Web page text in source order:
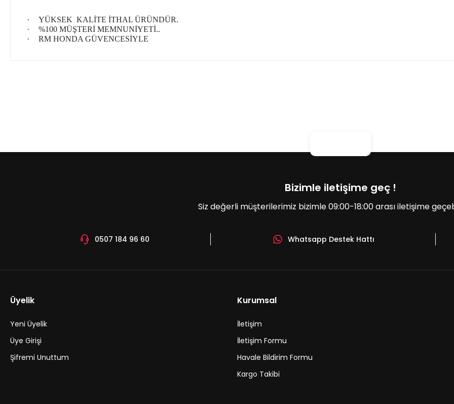
·
YÜKSEK KALİTE İTHAL ÜRÜNDÜR.
·
%100 MÜŞTERİ MEMNUNİYETİ..
·
RM HONDA GÜVENCESİYLE
Gönder
Bizimle iletişime geç !
Siz değerli müşterilerimiz bizimle 09:00-18:00 arası iletişime
0507 184 96 60 Whatsapp Destek Hattı
Üyelik
Yeni Üyelik
Üye Girişi
Şifremi Unuttum
Kurumsal
İletişim
İletişim Formu
Havale Bildirim Formu
Kargo Takibi